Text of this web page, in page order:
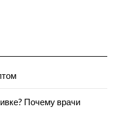
Почему врачи